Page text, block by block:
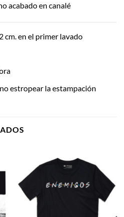
acabado en canalé
cm. en el primer lavado
estropear la estampación